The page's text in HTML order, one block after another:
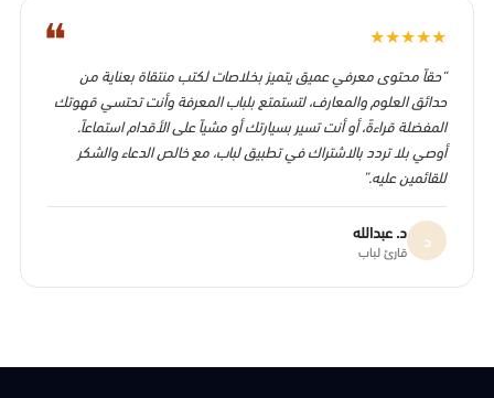
❝ ★
★
★
★
★
“حقاً محتوى معرفي عميق يتميز بخلاصات لكتب منتقاة بعناية من
حدائق العلوم والمعارف، لتستمتع بلباب المعرفة وأنت تحتسي قهوتك
المفضلة قراءةً، أو أنت تسير بسيارتك أو مشياً على الأقدام استماعاً.
أوصي بلا تردد بالاشتراك في تطبيق لباب، مع خالص الدعاء والشكر
للقائمين عليه.”
د د. عبدالله
قارئ لباب